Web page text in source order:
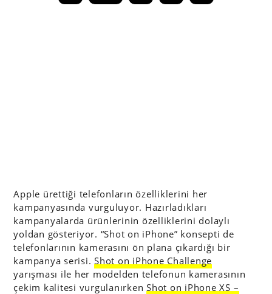
Apple ürettiği telefonların özelliklerini her
kampanyasında vurguluyor. Hazırladıkları
kampanyalarda ürünlerinin özelliklerini dolaylı
yoldan gösteriyor. “Shot on iPhone” konsepti de
telefonlarının kamerasını ön plana çıkardığı bir
kampanya serisi.Shot on iPhone Challenge
yarışması ile her modelden telefonun kamerasının
çekim kalitesi vurgulanırkenShot on iPhone XS –